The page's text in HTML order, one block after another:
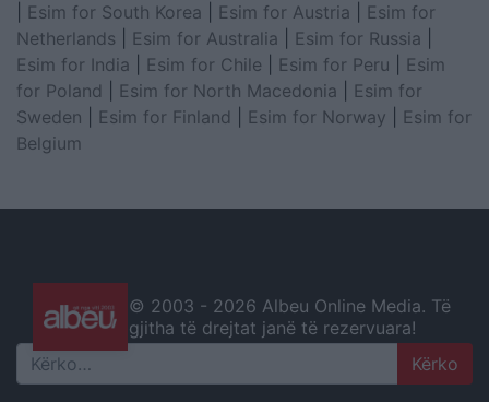
Esim for South Korea Esim for Austria
Esim for
Netherlands
Esim for Australia Esim for Russia
Esim for India
Esim for Chile Esim for Peru
Esim
for Poland
Esim for North Macedonia
Esim for
Sweden
Esim for Finland Esim for Norway
Esim for
Belgium
© 2003 - 2026 Albeu Online Media. Të
gjitha të drejtat janë të rezervuara!
Search